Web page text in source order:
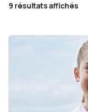
9 résultats affichés